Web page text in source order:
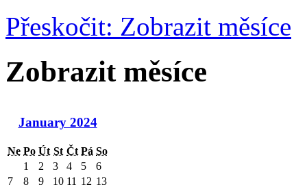
Přeskočit: Zobrazit měsíce
Zobrazit měsíce
January 2024
Ne Po Út St Čt Pá So
1
2 3 4 5
6
7
8 9 10 11 12 13